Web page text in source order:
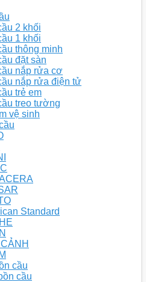
2 khối
1 khối
thông minh
đặt sàn
nắp rửa cơ
nắp rửa điện tử
trẻ em
treo tường
vệ sinh
Standard
cầu
cầu